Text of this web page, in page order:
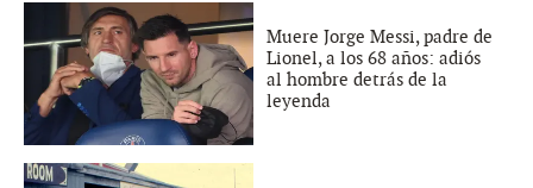
Muere Jorge Messi, padre de
Lionel, a los 68 años: adiós
al hombre detrás de la
leyenda